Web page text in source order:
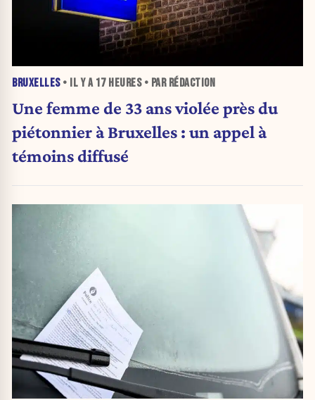
BRUXELLES• IL Y A 17 HEURES• PAR RÉDACTION
Une femme de 33 ans violée près du
piétonnier à Bruxelles : un appel à
témoins diffusé